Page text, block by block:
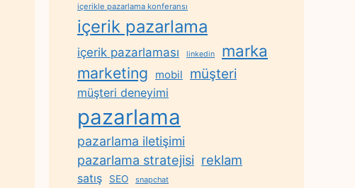
içerikle pazarlama konferansı
içerik pazarlama
içerik pazarlaması linkedin marka
marketing mobil müşteri
müşteri deneyimi
pazarlama
pazarlama iletişimi
pazarlama stratejisi reklam
satış SEO snapchat